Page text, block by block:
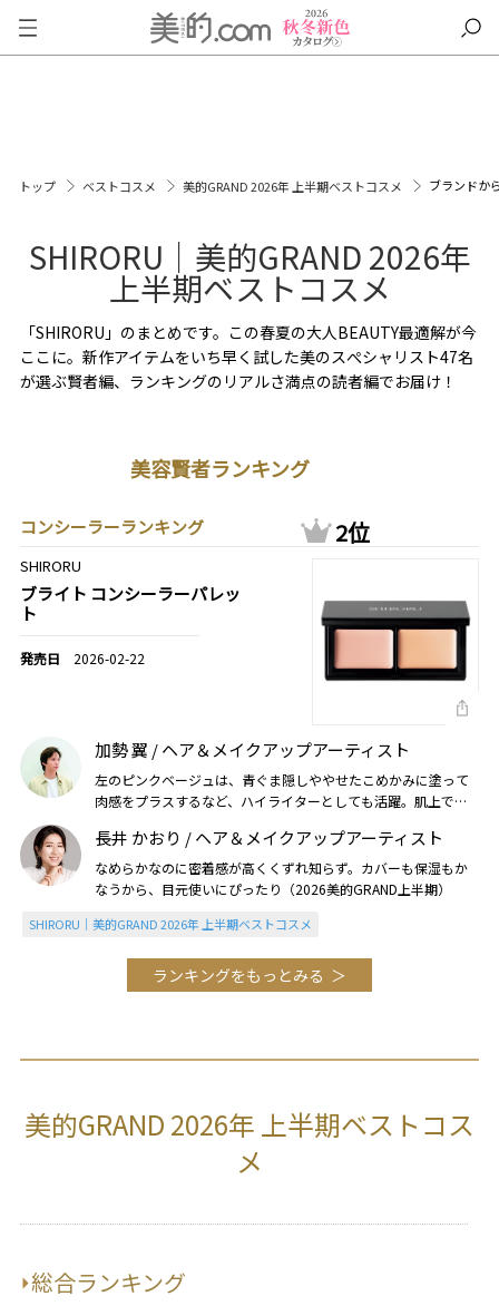
トップ ベストコスメ 美的GRAND 2026年 上半期ベストコスメ ブランドか
SHIRORU｜美的GRAND 2026年
上半期ベストコスメ
「SHIRORU」のまとめです。この春夏の大人BEAUTY最適解が今
ここに。新作アイテムをいち早く試した美のスぺシャリスト47名
が選ぶ賢者編、ランキングのリアルさ満点の読者編でお届け！
美容賢者ランキング
コンシーラーランキング 2位
SHIRORU
ブライト コンシーラーパレッ
ト
2026-02-22
加勢 翼 / ヘア＆メイクアップアーティスト
左のピンクベージュは、青ぐま隠しややせたこめかみに塗って
肉感をプラスするなど、ハイライターとしても活躍。肌上でと
長井 かおり / ヘア＆メイクアップアーティスト
なめらかなのに密着感が高くくずれ知らず。カバーも保湿もか
なうから、目元使いにぴったり（2026美的GRAND上半期）
SHIRORU｜美的GRAND 2026年 上半期ベストコスメ
ランキングをもっとみる
美的GRAND 2026年 上半期ベストコス
メ
総合ランキング